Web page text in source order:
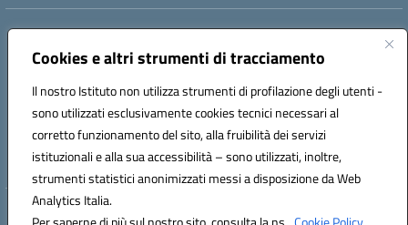
Cookies e altri strumenti di tracciamento
Il nostro Istituto non utilizza strumenti di profilazione degli utenti -
sono utilizzati esclusivamente cookies tecnici necessari al
corretto funzionamento del sito, alla fruibilità dei servizi
istituzionali e alla sua accessibilità – sono utilizzati, inoltre,
strumenti statistici anonimizzati messi a disposizione da Web
Analytics Italia.
Indirizzo:
Centralino:0823944017 Email:ceic85400b@istruzione.it
Codice fiscale: 82000440618
Codice meccanografico:
CEIC85400B
Codice Indice delle Pubbliche Amministrazioni (IPA): istsc_CEIC85400B
Hosting & Powered by 3D Solution S.r.l.